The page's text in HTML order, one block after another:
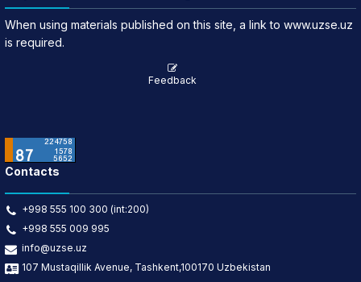
When using materials published on this site, a link to www.uzse.uz
is required.
Feedback
Contacts
+998 555 100 300 (int:200)
+998 555 009 995
info@uzse.uz
107 Mustaqillik Avenue, Tashkent,100170 Uzbekistan